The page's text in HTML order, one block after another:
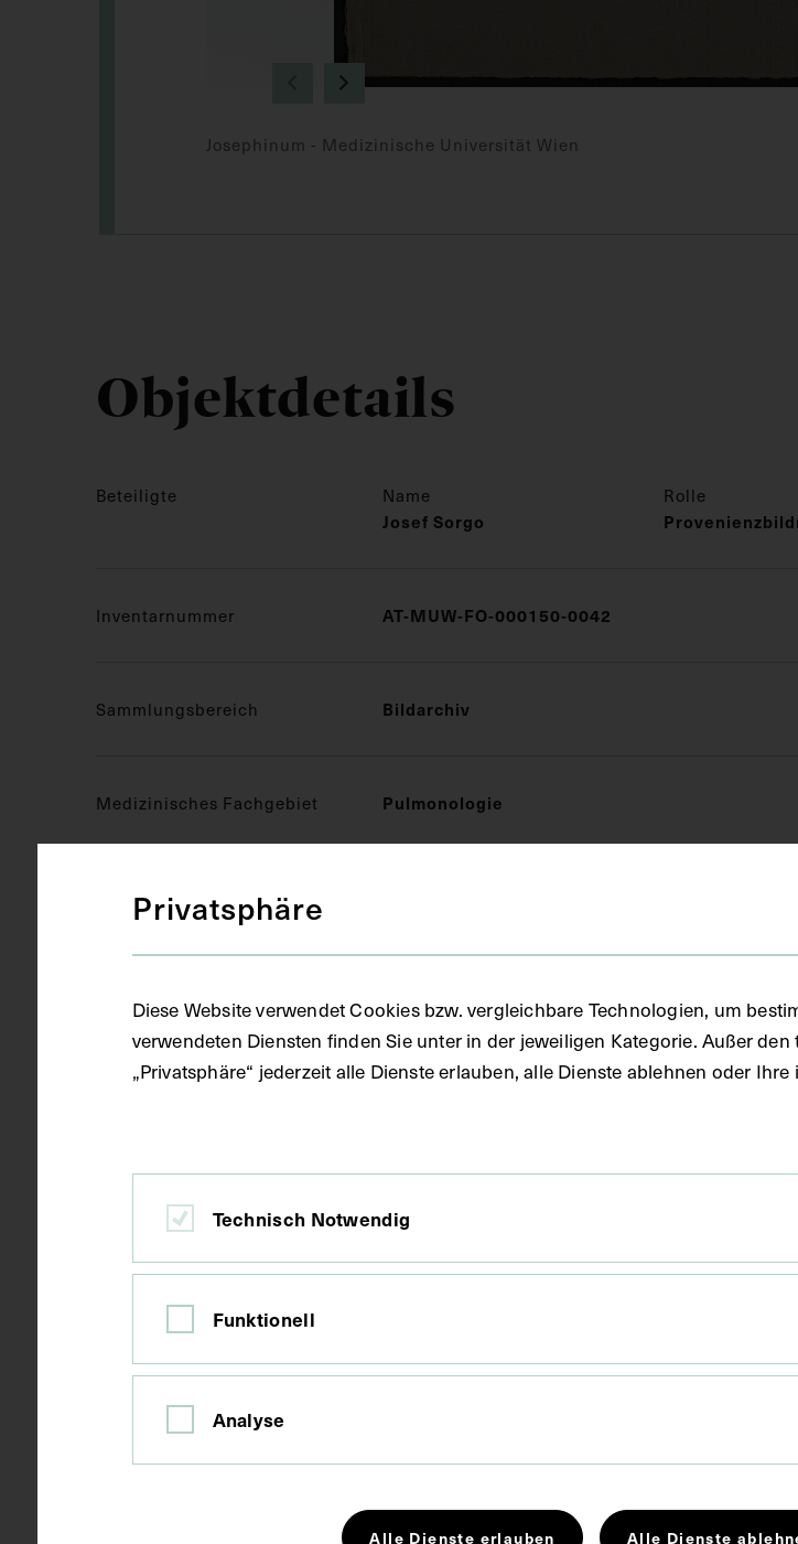
Josephinum - Medizinische Universität Wien
Objektdetails
Beteiligte Name Rolle
Josef Sorgo
Inventarnummer AT-MUW-FO-000150-0042
Sammlungsbereich Bildarchiv
Medizinisches Fachgebiet Pulmonologie
Objektart
Datierung um 1905
Wien
Material Karton
Technik Fotografie
Maße
Bildmaß 11,3 x 16,5 cm
Privatsphäre
Diese Website verwendet Cookies bzw. vergleichbare Technologien, um
verwendeten Diensten finden Sie unter in der jeweiligen Kategorie. Außer
„Privatsphäre“ jederzeit alle Dienste erlauben, alle Dienste ablehnen oder
Technisch Notwendig
Funktionell
Analyse
Alle Dienste erlauben Alle Dienste